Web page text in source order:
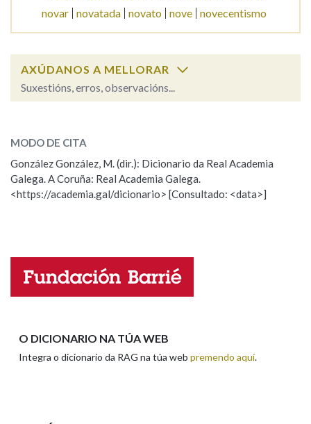
BUSCAR NO CONTIDO
Pertence a
LIMPAR BUSCA
novar
novatada novato nove novecentismo
AXÚDANOS A MELLORAR
Suxestións, erros, observacións...
ESCOLLE UNHA OPCIÓN:
Observación Hai un erro na palabra
Propoño mellorar a definición
Nome
MODO DE CITA
González González, M. (dir.): Dicionario da Real Academia
Galega. A Coruña: Real Academia Galega.
<https://academia.gal/dicionario> [Consultado: <data>]
O DICIONARIO NA TÚA WEB
Integra o dicionario da RAG na túa web premendo aquí.